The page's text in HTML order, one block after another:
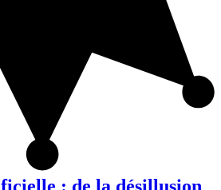
: de la désillusion